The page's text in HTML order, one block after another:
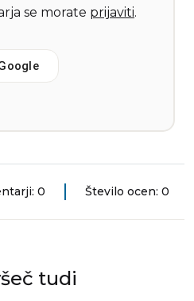
se morate prijaviti.
0 Število ocen: 0
tudi